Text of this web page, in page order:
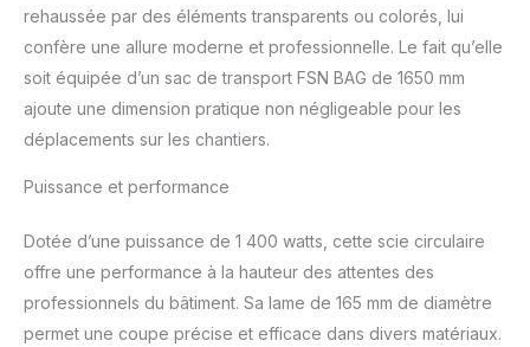
raccordement, etc
produit 2: Transport
pratique
rehaussée par des éléments transparents ou colorés, lui
confère une allure moderne et professionnelle. Le fait qu’elle
soit équipée d’un sac de transport FSN BAG de 1650 mm
ajoute une dimension pratique non négligeable pour les
déplacements sur les chantiers.
Puissance et performance
Dotée d’une puissance de 1 400 watts, cette scie circulaire
offre une performance à la hauteur des attentes des
professionnels du bâtiment. Sa lame de 165 mm de diamètre
permet une coupe précise et efficace dans divers matériaux.